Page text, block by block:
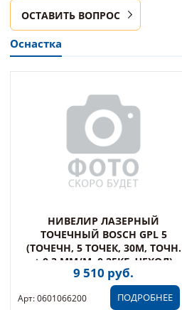
ОСТАВИТЬ ВОПРОС
Оснастка
НИВЕЛИР ЛАЗЕРНЫЙ
ТОЧЕЧНЫЙ BOSCH GPL 5
(ТОЧЕЧН, 5 ТОЧЕК, 30М, ТОЧН.
± 0,3 ММ/М, 0,25КГ, ЧЕХОЛ)
9 510 руб.
ПОДРОБНЕЕ
Арт: 0601066200